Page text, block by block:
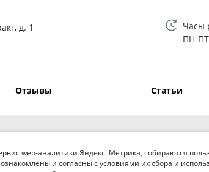
д. 1
Часы
ПН-ПТ
Отзывы Статьи
web-аналитики Яндекс. Метрика, собираются
и согласны с условиями их сбора и